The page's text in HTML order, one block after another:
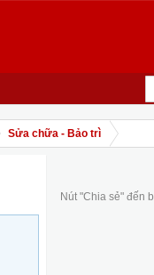
Sửa chữa - Bảo trì
Nút "Chia sẻ" đến